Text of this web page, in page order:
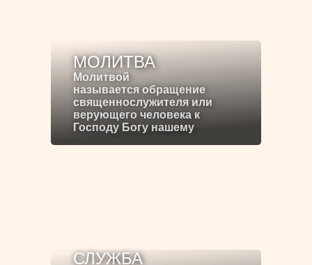
МОЛИТВА
Молитвой
называется обращение
священнослужителя или
верующего человека к
Господу Богу нашему
СЛУЖБА